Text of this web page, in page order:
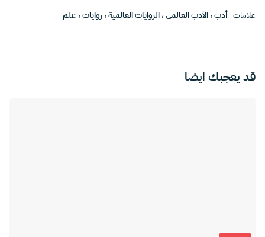
علامات أدب،الأدب العالمي،الروايات العالمية،روايات، علم
قد يعجبك ايضا